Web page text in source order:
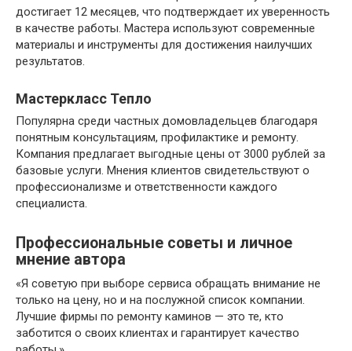
достигает 12 месяцев, что подтверждает их уверенность
в качестве работы. Мастера используют современные
материалы и инструменты для достижения наилучших
результатов.
Мастеркласс Тепло
Популярна среди частных домовладельцев благодаря
понятным консультациям, профилактике и ремонту.
Компания предлагает выгодные цены от 3000 рублей за
базовые услуги. Мнения клиентов свидетельствуют о
профессионализме и ответственности каждого
специалиста.
Профессиональные советы и личное
мнение автора
«Я советую при выборе сервиса обращать внимание не
только на цену, но и на послужной список компании.
Лучшие фирмы по ремонту каминов — это те, кто
заботится о своих клиентах и гарантирует качество